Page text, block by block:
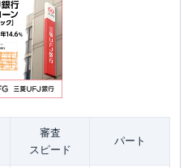
審査
スピード
パート